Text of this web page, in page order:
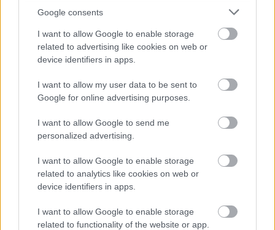
Google consents
I want to allow Google to enable storage
related to advertising like cookies on web or
device identifiers in apps.
I want to allow my user data to be sent to
Google for online advertising purposes.
I want to allow Google to send me
personalized advertising.
I want to allow Google to enable storage
related to analytics like cookies on web or
device identifiers in apps.
I want to allow Google to enable storage
related to functionality of the website or app.
darabbéli anyukám felöltöztet az esküvőre, az nekem
minden este katarzis, újra átélem azt, ami velem is
megtörtént a való életben"– mesélte a színésznő.